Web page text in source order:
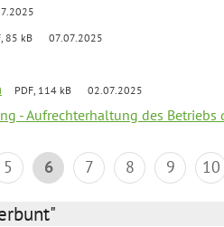
85 kB 07.07.2025
PDF, 114 kB 02.07.2025
- Aufrechterhaltung des Betriebs
5 6 7 8 9 10